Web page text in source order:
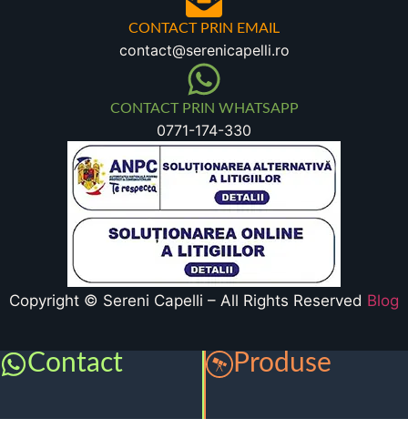
CONTACT PRIN EMAIL
contact@serenicapelli.ro
CONTACT PRIN WHATSAPP
0771-174-330
Copyright © Sereni Capelli – All Rights Reserved Blog
Contact Produse